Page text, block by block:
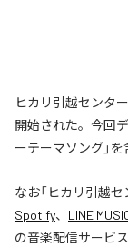
ヒカリ引越センタ
開始された。今回
ーテーマソング」を
なお「ヒカリ引越
Spotify、 LINE
の音楽配信サービ